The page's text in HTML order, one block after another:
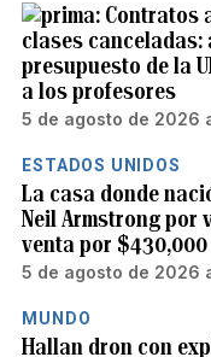
Contratos
clases canceladas:
presupuesto de la
a los profesores
5 de agosto de 2026
ESTADOS UNIDOS
La casa donde
Neil Armstrong por
venta por $430,000
5 de agosto de 2026
MUNDO
Hallan dron con